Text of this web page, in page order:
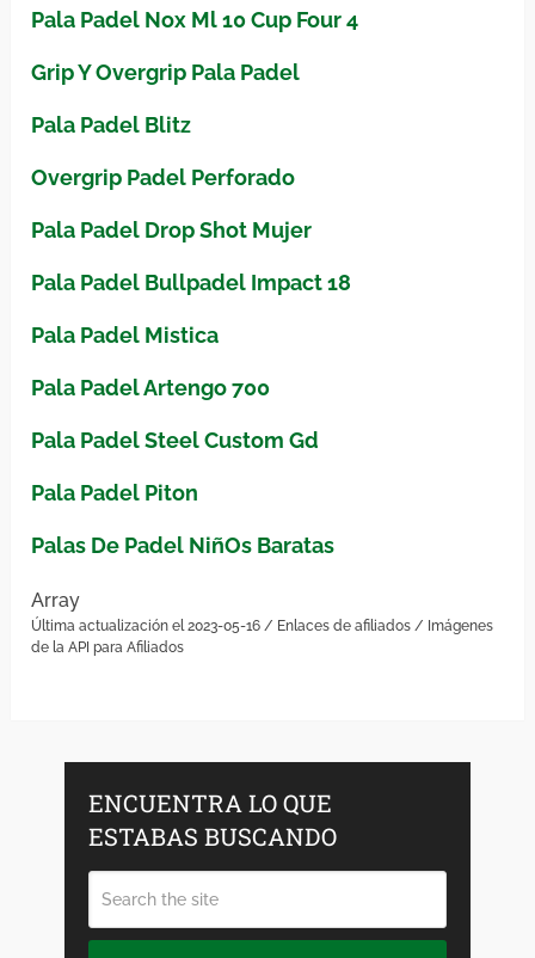
Pala Padel Nox Ml 10 Cup Four 4
Grip Y Overgrip Pala Padel
Pala Padel Blitz
Overgrip Padel Perforado
Pala Padel Drop Shot Mujer
Pala Padel Bullpadel Impact 18
Pala Padel Mistica
Pala Padel Artengo 700
Pala Padel Steel Custom Gd
Pala Padel Piton
Palas De Padel NiñOs Baratas
Array
Última actualización el 2023-05-16 / Enlaces de afiliados / Imágenes
de la API para Afiliados
ENCUENTRA LO QUE
ESTABAS BUSCANDO